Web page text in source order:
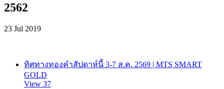
2562
23 Jul 2019
ทิศทางทองคำสัปดาห์นี้ 3-7 ส.ค. 2569 | MTS SMART
GOLD
View 37